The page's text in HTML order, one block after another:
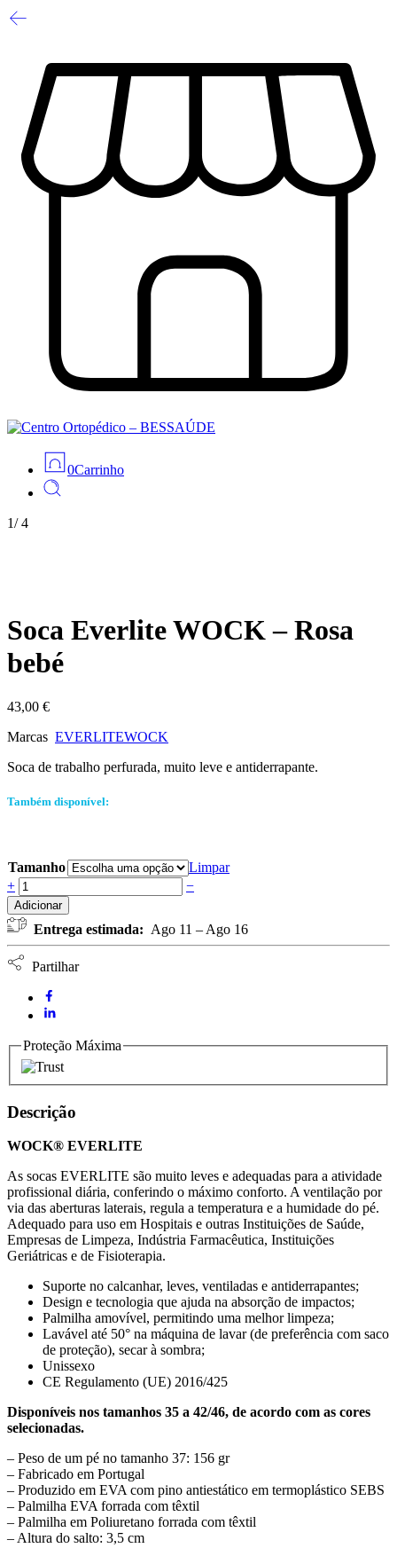
0Carrinho
1/4
Soca Everlite WOCK – Rosa
bebé
43,00 €
Marcas EVERLITEWOCK
Soca de trabalho perfurada, muito leve e antiderrapante.
Também disponível:
Tamanho
Limpar
Soca
Everlite
WOCK
-
Rosa
bebé
+ −
Adicionar
Entrega estimada: Ago 11 – Ago 16
Partilhar
Proteção Máxima
Descrição
WOCK® EVERLITE
As socas EVERLITE são muito leves e adequadas para a atividade
profissional diária, conferindo o máximo conforto. A ventilação por
via das aberturas laterais, regula a temperatura e a humidade do pé.
Adequado para uso em Hospitais e outras Instituições de Saúde,
Empresas de Limpeza, Indústria Farmacêutica, Instituições
Geriátricas e de Fisioterapia.
Suporte no calcanhar, leves, ventiladas e antiderrapantes;
Design e tecnologia que ajuda na absorção de impactos;
Palmilha amovível, permitindo uma melhor limpeza;
Lavável até 50° na máquina de lavar (de preferência com saco
de proteção), secar à sombra;
Unissexo
CE Regulamento (UE) 2016/425
Disponíveis nos tamanhos 35 a 42/46, de acordo com as cores
selecionadas.
– Peso de um pé no tamanho 37: 156 gr
– Fabricado em Portugal
– Produzido em EVA com pino antiestático em termoplástico SEBS
– Palmilha EVA forrada com têxtil
– Palmilha em Poliuretano forrada com têxtil
– Altura do salto: 3,5 cm